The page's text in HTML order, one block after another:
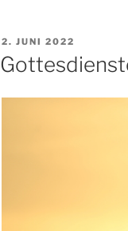
VERÖFFENTLICHT
AM
2. JUNI 2022